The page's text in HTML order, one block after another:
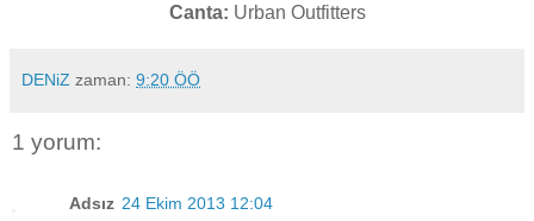
Canta: Urban Outfitters
DENiZ zaman: 9:20 ÖÖ
1 yorum:
Adsız 24 Ekim 2013 12:04